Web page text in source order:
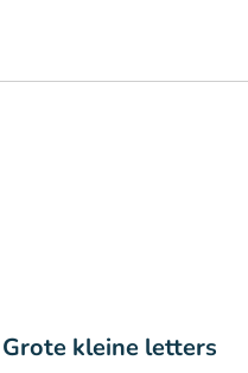
Grote kleine letters